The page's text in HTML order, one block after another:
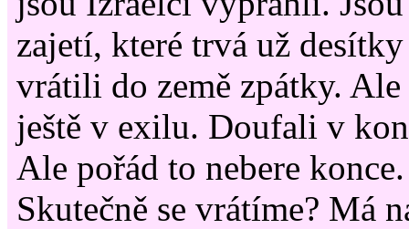
zajetí, které trvá už
vrátili do země zpátky.
ještě v exilu. Doufali v
Ale pořád to nebere
Skutečně se vrátíme? Má